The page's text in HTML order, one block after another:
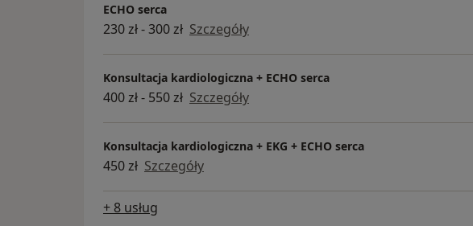
ECHO serca
230 zł - 300 zł Szczegóły
Konsultacja kardiologiczna + ECHO serca
400 zł - 550 zł Szczegóły
Konsultacja kardiologiczna + EKG + ECHO serca
450 zł Szczegóły
+ 8 usług